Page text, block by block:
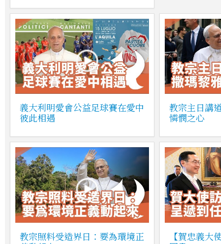
義大利明愛會公益足球賽在愛中
彼此相遇
教宗主日講
憐憫之心
教宗照料受造界日：要為環境正
【賀忠義大